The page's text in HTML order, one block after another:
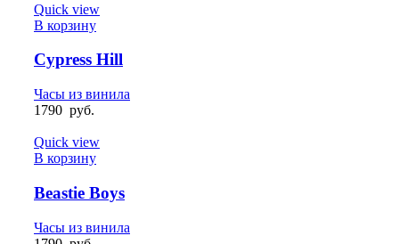
Quick view
В корзину
Cypress Hill
Часы из винила
1790 руб.
Quick view
В корзину
Beastie Boys
Часы из винила